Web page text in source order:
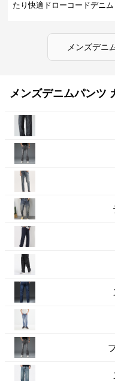
たり快適ドローコードデニム
メンズデニ
メンズデニムパンツ